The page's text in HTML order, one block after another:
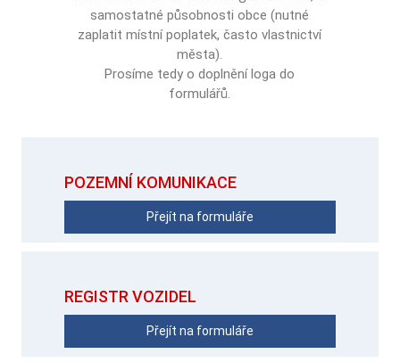
samostatné působnosti obce (nutné
zaplatit místní poplatek, často vlastnictví
města).
Prosíme tedy o doplnění loga do
formulářů.
POZEMNÍ KOMUNIKACE
Přejít na formuláře
REGISTR VOZIDEL
Přejít na formuláře